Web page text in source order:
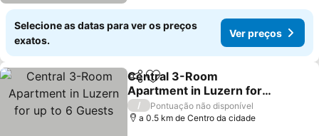
Selecione as datas para ver os preços
exatos.
Ver preços
PartilharAdicionar aos favoritos
Central 3-Room
Apartment in Luzern for
up to 6 Guests
Ver preços
/
Pontuação não disponível
a 0.5 km de Centro da cidade